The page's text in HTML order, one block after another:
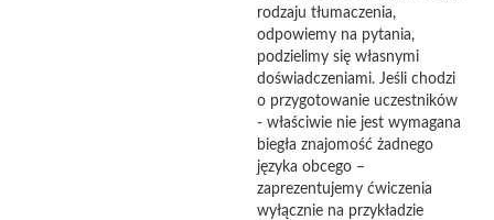
rodzaju tłumaczenia,
odpowiemy na pytania,
podzielimy się własnymi
doświadczeniami. Jeśli chodzi
o przygotowanie uczestników
- właściwie nie jest wymagana
biegła znajomość żadnego
języka obcego –
zaprezentujemy ćwiczenia
wyłącznie na przykładzie